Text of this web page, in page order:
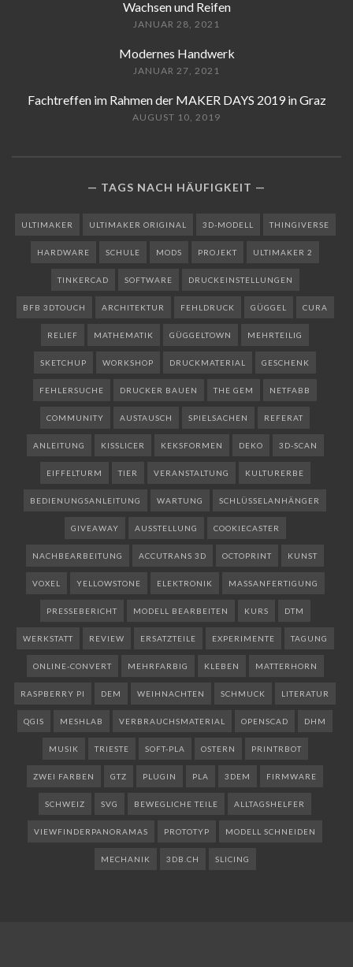
Wachsen und Reifen
JANUAR 28, 2021
Modernes Handwerk
JANUAR 27, 2021
Fachtreffen im Rahmen der MAKER DAYS 2019 in Graz
AUGUST 10, 2019
TAGS NACH HÄUFIGKEIT
ULTIMAKER ULTIMAKER ORIGINAL 3D-MODELL THINGIVERSE
HARDWARE SCHULE MODS PROJEKT ULTIMAKER 2
TINKERCAD SOFTWARE DRUCKEINSTELLUNGEN
BFB 3DTOUCH ARCHITEKTUR FEHLDRUCK GÜGGEL CURA
RELIEF MATHEMATIK GÜGGELTOWN MEHRTEILIG
SKETCHUP WORKSHOP DRUCKMATERIAL GESCHENK
FEHLERSUCHE DRUCKER BAUEN THE GEM NETFABB
COMMUNITY AUSTAUSCH SPIELSACHEN REFERAT
ANLEITUNG KISSLICER KEKSFORMEN DEKO 3D-SCAN
EIFFELTURM TIER VERANSTALTUNG KULTURERBE
BEDIENUNGSANLEITUNG WARTUNG SCHLÜSSELANHÄNGER
GIVEAWAY AUSSTELLUNG COOKIECASTER
NACHBEARBEITUNG ACCUTRANS 3D OCTOPRINT KUNST
VOXEL YELLOWSTONE ELEKTRONIK MASSANFERTIGUNG
PRESSEBERICHT MODELL BEARBEITEN KURS DTM
WERKSTATT REVIEW ERSATZTEILE EXPERIMENTE TAGUNG
ONLINE-CONVERT MEHRFARBIG KLEBEN MATTERHORN
RASPBERRY PI DEM WEIHNACHTEN SCHMUCK LITERATUR
QGIS MESHLAB VERBRAUCHSMATERIAL OPENSCAD DHM
MUSIK TRIESTE SOFT-PLA OSTERN PRINTRBOT
ZWEI FARBEN GTZ PLUGIN PLA 3DEM FIRMWARE
SCHWEIZ SVG BEWEGLICHE TEILE ALLTAGSHELFER
VIEWFINDERPANORAMAS PROTOTYP MODELL SCHNEIDEN
MECHANIK 3DB.CH SLICING